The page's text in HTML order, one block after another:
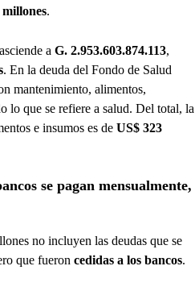
.
asciende a G. 2.953.603.874.113,
. En la deuda del Fondo de Salud
mantenimiento, alimentos,
lo que se refiere a salud. Del total, la
e insumos es de US$ 323
se pagan mensualmente,
no incluyen las deudas que se
que fueron cedidas a los bancos.